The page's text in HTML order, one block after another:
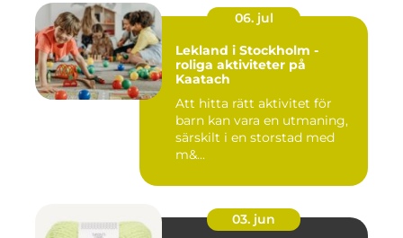
06. jul
Lekland i Stockholm -
roliga aktiviteter på
Kaatach
Att hitta rätt aktivitet för
barn kan vara en utmaning,
särskilt i en storstad med
m&...
03. jun